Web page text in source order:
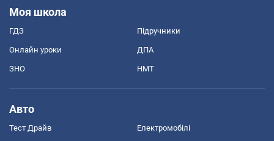
Моя школа
ГДЗ Підручники
Онлайн уроки ДПА
ЗНО НМТ
Авто
Тест Драйв Електромобілі